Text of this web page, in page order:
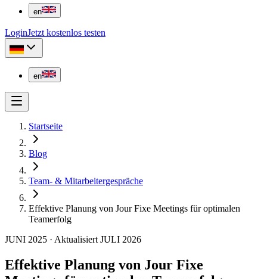
en
LoginJetzt kostenlos testen
en
Startseite
Blog
Team- & Mitarbeitergespräche
Effektive Planung von Jour Fixe Meetings für optimalen
Teamerfolg
JUNI 2025 · Aktualisiert JULI 2026
Effektive Planung von Jour Fixe